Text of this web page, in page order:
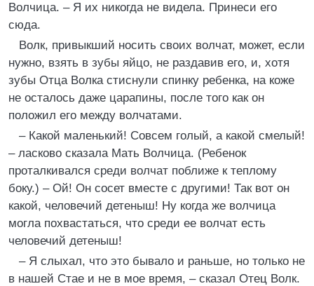
Волчица. – Я их никогда не видела. Принеси его
сюда.
Волк, привыкший носить своих волчат, может, если
нужно, взять в зубы яйцо, не раздавив его, и, хотя
зубы Отца Волка стиснули спинку ребенка, на коже
не осталось даже царапины, после того как он
положил его между волчатами.
– Какой маленький! Совсем голый, а какой смелый!
– ласково сказала Мать Волчица. (Ребенок
проталкивался среди волчат поближе к теплому
боку.) – Ой! Он сосет вместе с другими! Так вот он
какой, человечий детеныш! Ну когда же волчица
могла похвастаться, что среди ее волчат есть
человечий детеныш!
– Я слыхал, что это бывало и раньше, но только не
в нашей Стае и не в мое время, – сказал Отец Волк.